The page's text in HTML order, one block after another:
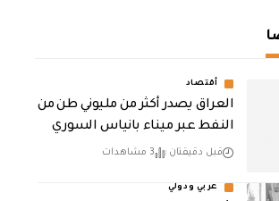
أقتصاد
العراق يصدر أكثر من مليوني طن من
النفط عبر ميناء بانياس السوري
قبل دقيقتان 3 مشاهدات
عربي ودولي